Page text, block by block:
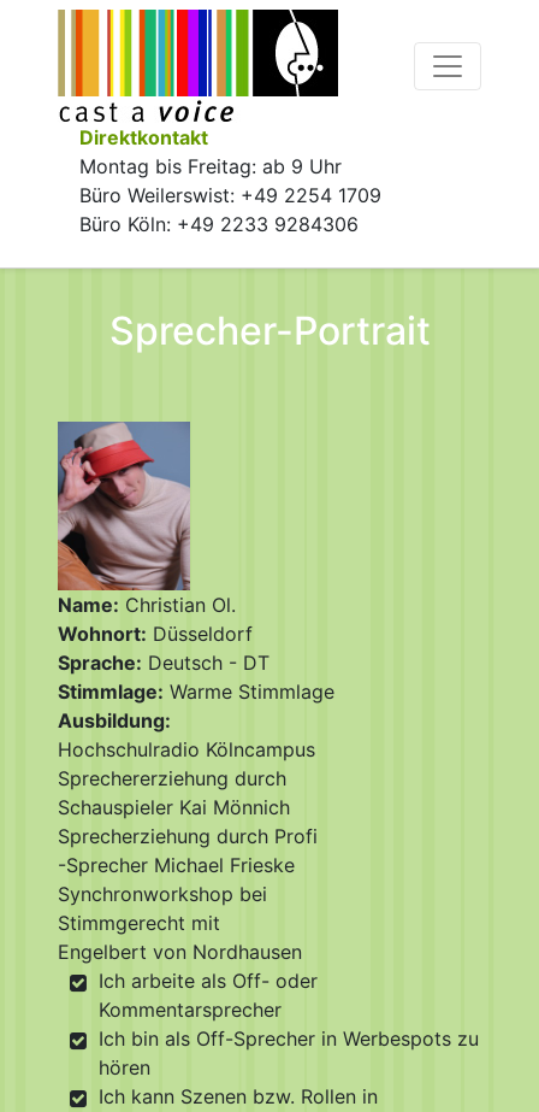
Direktkontakt
Montag bis Freitag: ab 9 Uhr
Büro Weilerswist: +49 2254 1709
Büro Köln: +49 2233 9284306
Sprecher-Portrait
Name: Christian Ol.
Wohnort: Düsseldorf
Sprache: Deutsch - DT
Stimmlage: Warme Stimmlage
Ausbildung:
Hochschulradio Kölncampus
Sprechererziehung durch
Schauspieler Kai Mönnich
Sprecherziehung durch Profi
-Sprecher Michael Frieske
Synchronworkshop bei
Stimmgerecht mit
Engelbert von Nordhausen
Ich arbeite als Off- oder
Kommentarsprecher
Ich bin als Off-Sprecher in Werbespots zu
hören
Ich kann Szenen bzw. Rollen in